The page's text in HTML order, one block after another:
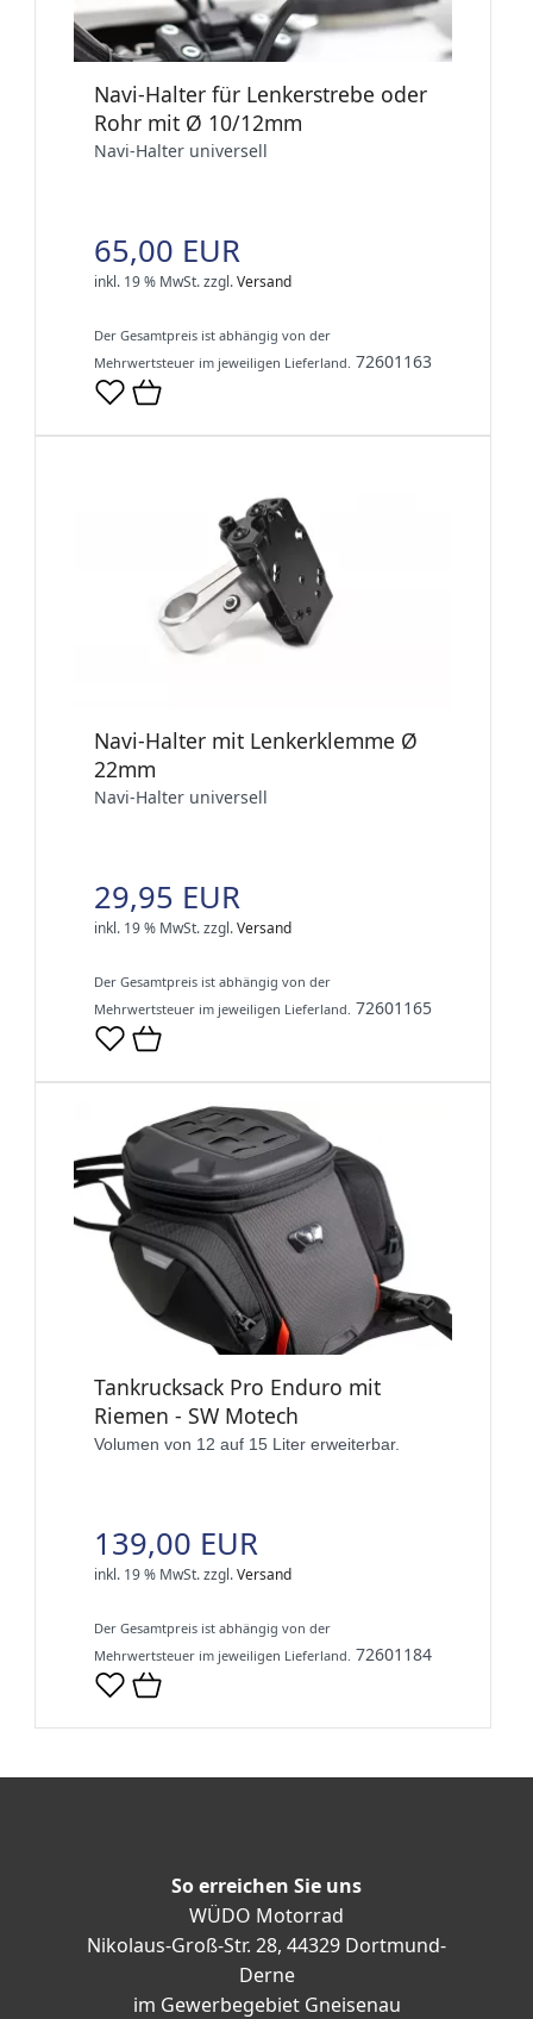
Navi-Halter für Lenkerstrebe oder
Rohr mit Ø 10/12mm
Navi-Halter universell
65,00 EUR
inkl. 19 % MwSt.zzgl.Versand
Der Gesamtpreis ist abhängig von der
Mehrwertsteuer im jeweiligen Lieferland. 72601163
Navi-Halter mit Lenkerklemme Ø
22mm
Navi-Halter universell
29,95 EUR
inkl. 19 % MwSt.zzgl.Versand
Der Gesamtpreis ist abhängig von der
Mehrwertsteuer im jeweiligen Lieferland. 72601165
Tankrucksack Pro Enduro mit
Riemen - SW Motech
Volumen von 12 auf 15 Liter erweiterbar.
139,00 EUR
inkl. 19 % MwSt.zzgl.Versand
Der Gesamtpreis ist abhängig von der
Mehrwertsteuer im jeweiligen Lieferland. 72601184
So erreichen Sie uns
WÜDO Motorrad
Nikolaus-Groß-Str. 28, 44329 Dortmund-
Derne
im Gewerbegebiet Gneisenau